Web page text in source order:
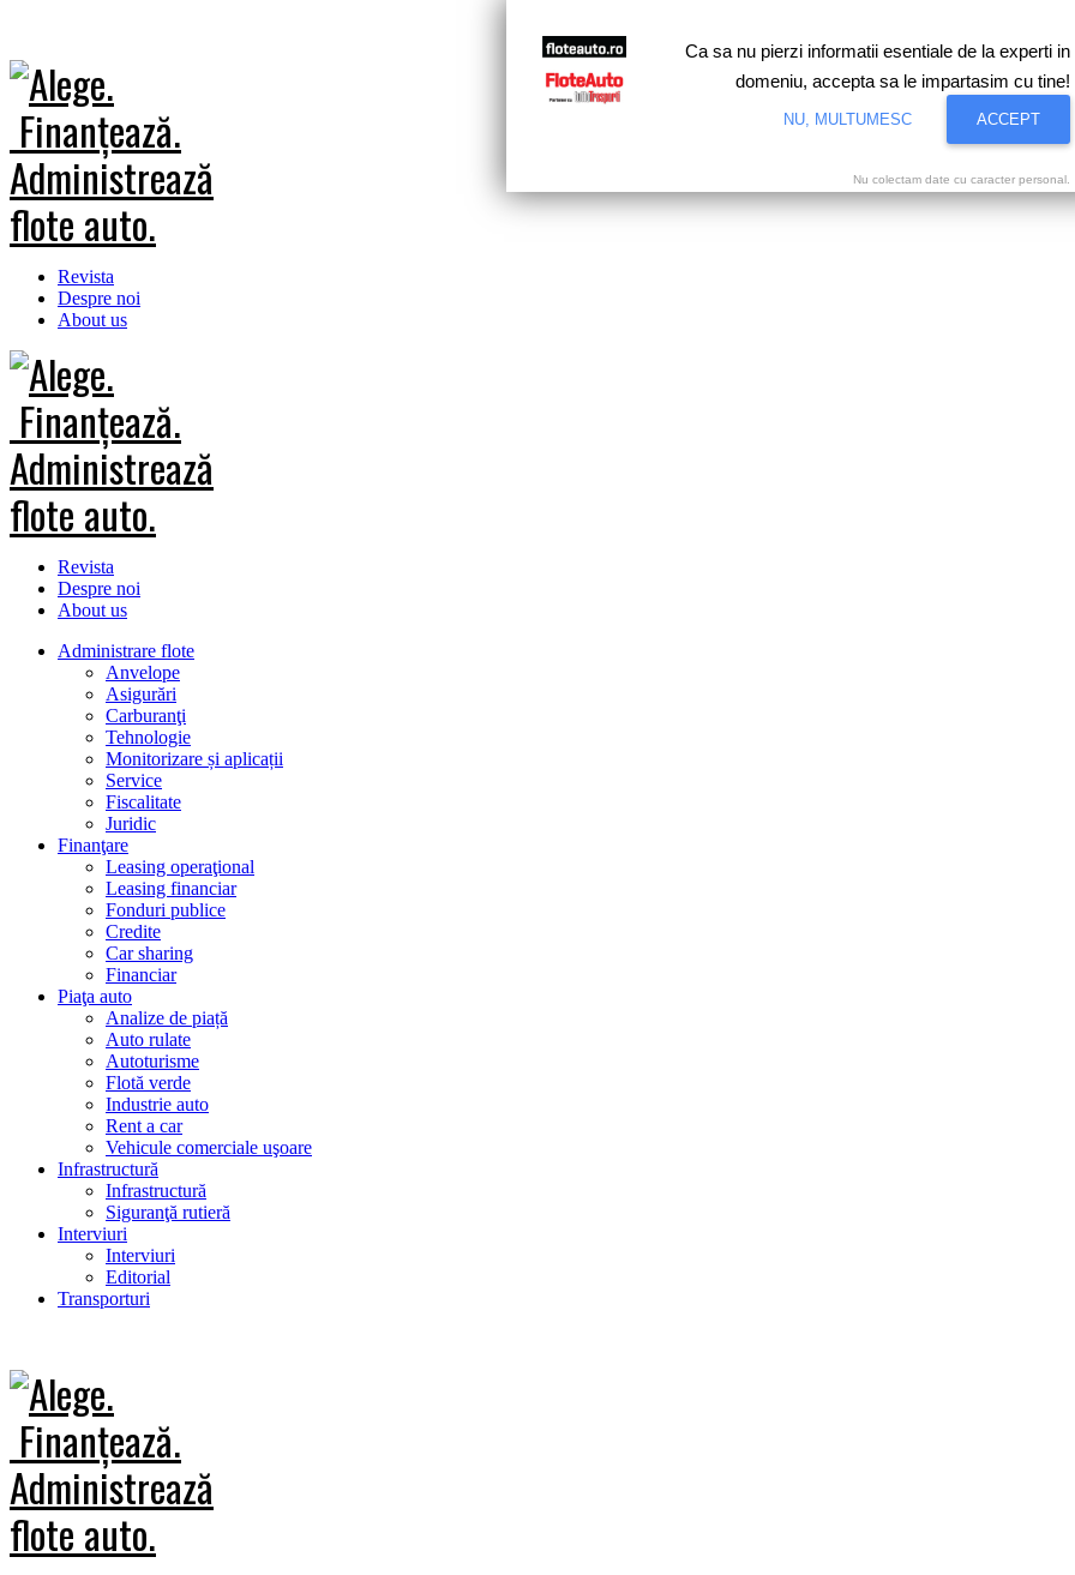
Revista
Despre noi
About us
Revista
Despre noi
About us
Administrare flote
Anvelope
Asigurări
Carburanţi
Tehnologie
Monitorizare și aplicații
Service
Fiscalitate
Juridic
Finanţare
Leasing operaţional
Leasing financiar
Fonduri publice
Credite
Car sharing
Financiar
Piaţa auto
Analize de piață
Auto rulate
Autoturisme
Flotă verde
Industrie auto
Rent a car
Vehicule comerciale uşoare
Infrastructură
Infrastructură
Siguranţă rutieră
Interviuri
Interviuri
Editorial
Transporturi
Ca sa nu pierzi informatii esentiale de la experti in
domeniu, accepta sa le impartasim cu tine!
NU, MULTUMESC ACCEPT
Nu colectam date cu caracter personal.